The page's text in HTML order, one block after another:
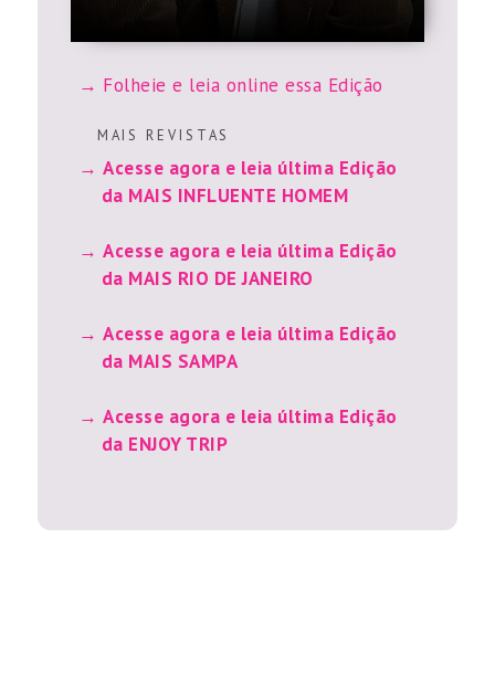
Folheie e leia online essa Edição
M A I S R E V I S T A S
Acesse agora e leia última Edição
da MAIS INFLUENTE HOMEM
Acesse agora e leia última Edição
da MAIS RIO DE JANEIRO
Acesse agora e leia última Edição
da MAIS SAMPA
Acesse agora e leia última Edição
da ENJOY TRIP